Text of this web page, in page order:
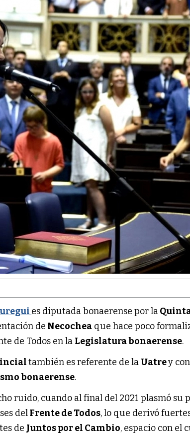
es diputada bonaerense por la
de Necochea que hace poco
de Todos en la Legislatura bonaerense.
también es referente de laUatrey
bonaerense.
ruido, cuando al final del 2021 plasmó su
delFrente de Todos, lo que derivó
de Juntos por el Cambio, espacio con el